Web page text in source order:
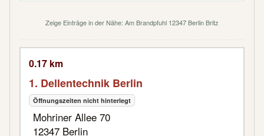
Zeige Einträge in der Nähe: Am Brandpfuhl 12347 Berlin Britz
0.17 km
1. Dellentechnik Berlin
Öffnungszeiten nicht hinterlegt
Mohriner Allee 70
12347 Berlin